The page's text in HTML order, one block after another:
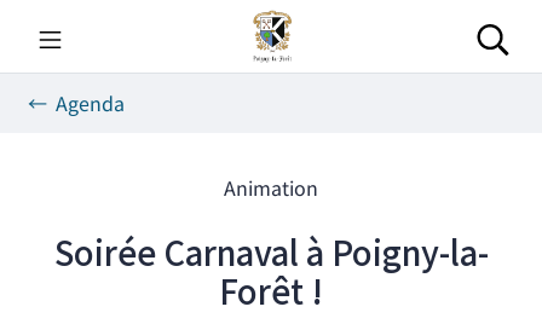
contenu
Agenda
Animation
Soirée Carnaval à Poigny-la-
Forêt !